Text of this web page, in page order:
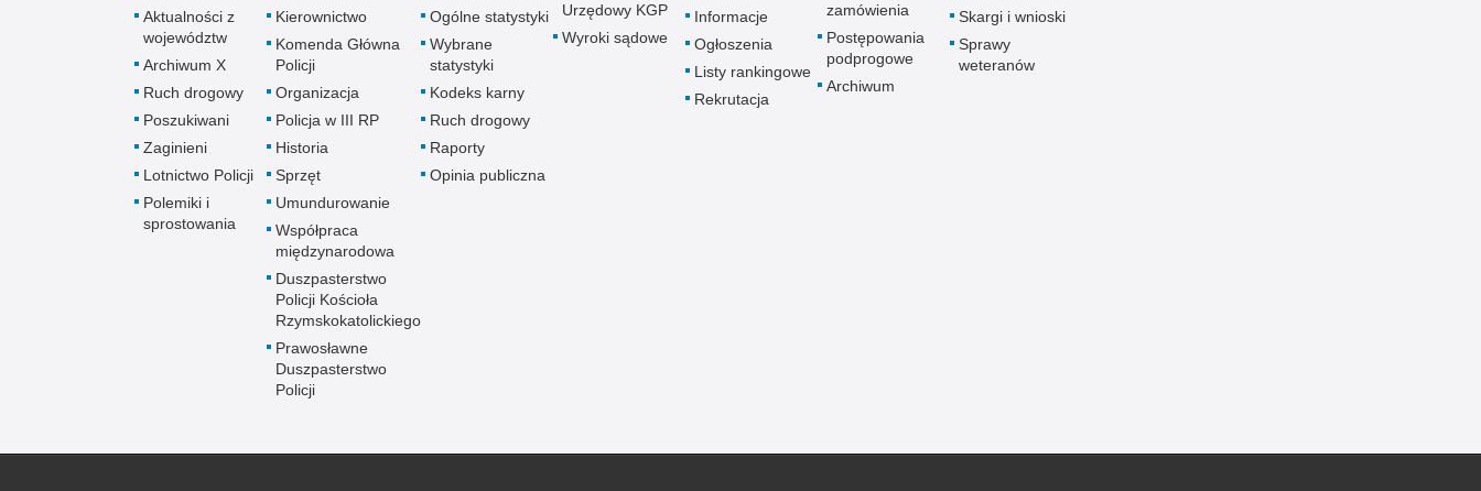
Aktualności z
województw
Archiwum X
Ruch drogowy
Poszukiwani
Zaginieni
Lotnictwo Policji
Polemiki i
sprostowania
Kierownictwo
Komenda Główna
Policji
Organizacja
Policja w III RP
Historia
Sprzęt
Umundurowanie
Współpraca
międzynarodowa
Duszpasterstwo
Policji Kościoła
Rzymskokatolickiego
Prawosławne
Duszpasterstwo
Policji
Ogólne statystyki
Wybrane
statystyki
Kodeks karny
Ruch drogowy
Raporty
Opinia publiczna
Urzędowy KGP
Wyroki sądowe
Informacje
Ogłoszenia
Listy rankingowe
Rekrutacja
zamówienia
Postępowania
podprogowe
Archiwum
Skargi i wnioski
Sprawy
weteranów